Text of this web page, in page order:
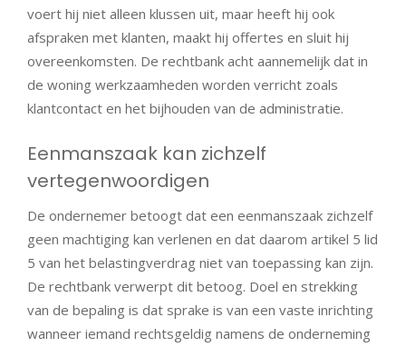
voert hij niet alleen klussen uit, maar heeft hij ook
afspraken met klanten, maakt hij offertes en sluit hij
overeenkomsten. De rechtbank acht aannemelijk dat in
de woning werkzaamheden worden verricht zoals
klantcontact en het bijhouden van de administratie.
Eenmanszaak kan zichzelf
vertegenwoordigen
De ondernemer betoogt dat een eenmanszaak zichzelf
geen machtiging kan verlenen en dat daarom artikel 5 lid
5 van het belastingverdrag niet van toepassing kan zijn.
De rechtbank verwerpt dit betoog. Doel en strekking
van de bepaling is dat sprake is van een vaste inrichting
wanneer iemand rechtsgeldig namens de onderneming